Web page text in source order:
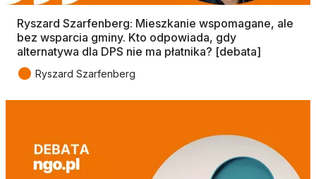
Ryszard Szarfenberg: Mieszkanie wspomagane, ale
bez wsparcia gminy. Kto odpowiada, gdy
alternatywa dla DPS nie ma płatnika? [debata]
● Ryszard Szarfenberg